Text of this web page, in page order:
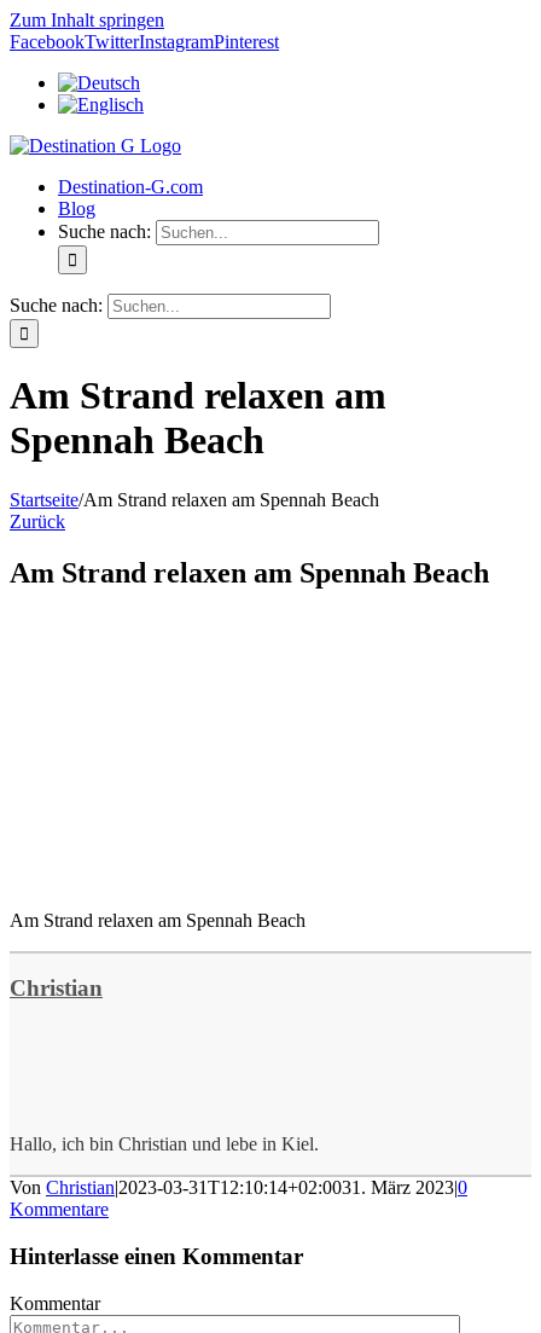
Zum Inhalt springen
FacebookTwitterInstagramPinterest
Destination-G.com
Blog
Suche nach:
Suche nach:
Am Strand relaxen am
Spennah Beach
Startseite/Am Strand relaxen am Spennah Beach
Zurück
Am Strand relaxen am Spennah Beach
Am Strand relaxen am Spennah Beach
Christian
Hallo, ich bin Christian und lebe in Kiel.
Von Christian|2023-03-31T12:10:14+02:0031. März 2023|0
Kommentare
Hinterlasse einen Kommentar
Kommentar